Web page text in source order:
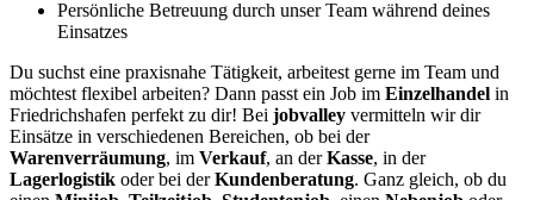
Persönliche Betreuung durch unser Team während deines
Einsatzes
Du suchst eine praxisnahe Tätigkeit, arbeitest gerne im Team und
möchtest flexibel arbeiten? Dann passt ein Job im Einzelhandel in
Friedrichshafen perfekt zu dir! Bei jobvalley vermitteln wir dir
Einsätze in verschiedenen Bereichen, ob bei der
Warenverräumung, im Verkauf, an derKasse, in der
Lagerlogistik oder bei derKundenberatung. Ganz gleich, ob du